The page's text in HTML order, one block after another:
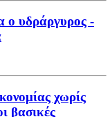
ο υδράργυρος -
χωρίς
βασικές